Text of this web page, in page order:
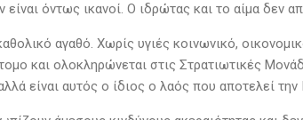
όντως ικανοί. Ο ιδρώτας και το αίμα δεν
αγαθό. Χωρίς υγιές κοινωνικό,
και ολοκληρώνεται στις Στρατιωτικές
είναι αυτός ο ίδιος ο λαός που αποτελεί την